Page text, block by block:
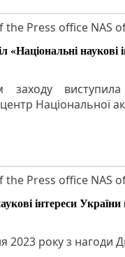
the Press office NAS
«Національні наукові
заходу
Національної
the Press office NAS
інтереси
2023 року з нагоди